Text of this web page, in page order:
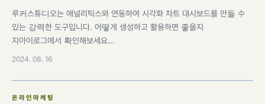
루커스튜디오는 애널리틱스와 연동하여 시각화 차트 대시보드를 만들 수
있는 강력한 도구입니다. 어떻게 생성하고 활용하면 좋을지
지아이로그에서 확인해보세요…
2024. 08. 16
온라인마케팅